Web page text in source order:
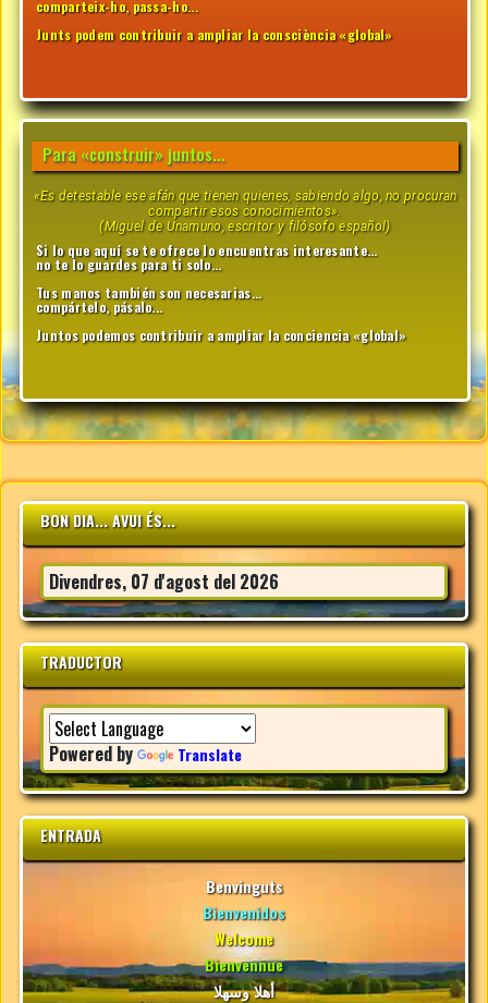
comparteix-ho, passa-ho...
Junts podem contribuir a ampliar la consciència «global»
Para «construir» juntos...
«Es detestable ese afán que tienen quienes, sabiendo algo, no procuran
compartir esos conocimientos».
(Miguel de Unamuno, escritor y filósofo español)
Si lo que aquí se te ofrece lo encuentras interesante...
no te lo guardes para ti solo...
Tus manos también son necesarias...
compártelo, pásalo...
Juntos podemos contribuir a ampliar la conciencia «global»
BON DIA... AVUI ÉS...
Divendres, 07 d'agost del 2026
TRADUCTOR
Powered by Translate
ENTRADA
Benvinguts
Bienvenidos
Welcome
Bienvennue
أهلا وسهلا